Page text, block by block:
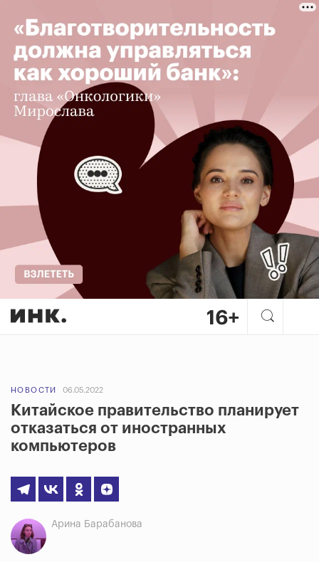
НОВОСТИ 06.05.2022
Китайское правительство планирует
отказаться от иностранных
компьютеров
Арина Барабанова